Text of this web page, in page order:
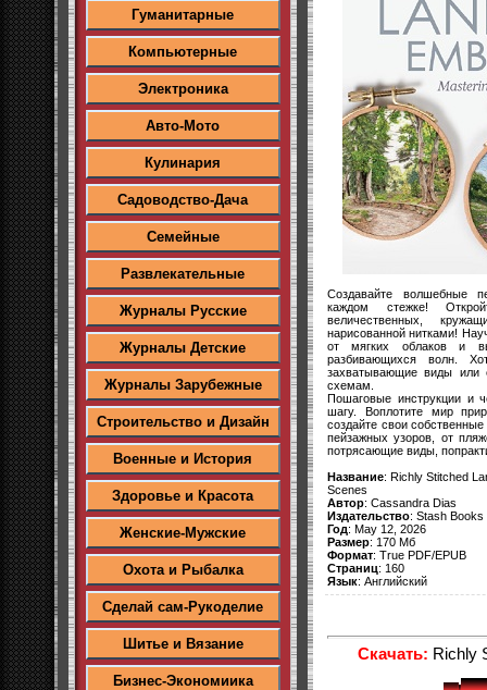
Гуманитарные
Компьютерные
Электроника
Авто-Мото
Кулинария
Садоводство-Дача
Семейные
Развлекательные
Журналы Русские
Журналы Детские
Журналы Зарубежные
Строительство и Дизайн
Военные и История
Здоровье и Красота
Женские-Мужские
Охота и Рыбалка
Сделай сам-Рукоделие
Шитье и Вязание
Бизнес-Экономиика
Создавайте волшебные
каждом стежке!
величественных,
нарисованной нитками!
от мягких облаков и
разбивающихся волн.
захватывающие виды или
схемам.
Пошаговые инструкции и
шагу. Воплотите мир
создайте свои
пейзажных узоров, от
потрясающие виды,
Название: Richly Stitched
Scenes
Автор: Cassandra Dias
Издательство: Stash Books
Год: May 12, 2026
Размер: 170 Мб
Формат: True PDF/EPUB
Страниц: 160
Язык: Английский
Скачать: Richly